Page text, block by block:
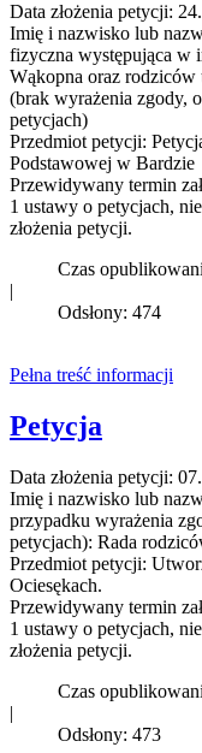
Data złożenia petycji:
Imię i nazwisko lub
fizyczna występująca w
Wąkopna oraz
(brak wyrażenia zgody,
petycjach)
Przedmiot petycji:
Podstawowej w Bardzie
Przewidywany termin
1 ustawy o petycjach,
złożenia petycji.
Czas
|
Odsłony: 474
Pełna treść informacji
Petycja
Data złożenia petycji:
Imię i nazwisko lub
przypadku wyrażenia
petycjach): Rada
Przedmiot petycji:
Ociesękach.
Przewidywany termin
1 ustawy o petycjach,
złożenia petycji.
Czas
|
Odsłony: 473